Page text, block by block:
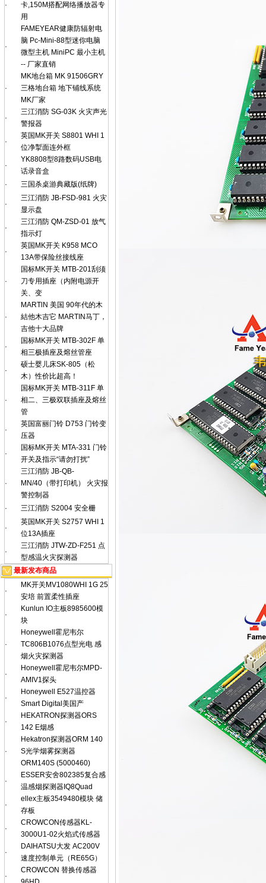
·
卡,150M搭配网络播放器专
用
·
FAMEYEAR健康防辐射电
脑 Pc-Mini-88型迷你电脑
微型主机 MiniPC 最小主机
-- 厂家直销
·
MK地台箱 MK 91506GRY
三格地台箱 地下铺线系统
MK厂家
·
三江消防 SG-03K 火灾声光
警报器
·
英国MK开关 S8801 WHI 1
位净掣面连外框
·
YK8808型8路数码USB电
话录音盒
·
三国杀桌游典藏版(纸牌)
·
三江消防 JB-FSD-981 火灾
显示盘
·
三江消防 QM-ZSD-01 放气
指示灯
·
英国MK开关 K958 MCO
13A带保险丝接线座
·
国标MK开关 MTB-201刮须
刀专用插座（内附电源开
关、变
·
MARTlN 美国 90年代的木
結他木吉它 MARTIN马丁，
吉他十大品牌
·
国标MK开关 MTB-302F 单
相三极插座及熔丝管座
·
硕士婴儿床SK-805（松
木）性价比超高！
·
国标MK开关 MTB-311F 单
相二、三极双联插座及熔丝
管
·
英国富丽门铃 D753 门铃变
压器
·
国标MK开关 MTA-331 门铃
开关及指示“请勿打扰”
·
三江消防 JB-QB-
MN/40（带打印机） 火灾报
警控制器
·
三江消防 S2004 安全栅
·
英国MK开关 S2757 WHI 1
位13A插座
·
三江消防 JTW-ZD-F251 点
型感温火灾探测器
最新发布商品
·
MK开关MV1080WHI 1G 25
安培 前置柔性插座
·
Kunlun IO主板8985600模
块
·
Honeywell霍尼韦尔
TC806B1076点型光电 感
烟火灾探测器
·
Honeywell霍尼韦尔MPD-
AMIV1探头
·
Honeywell E527温控器
Smart Digital美国产
·
HEKATRON探测器ORS
142 E烟感
·
Hekatron探测器ORM 140
S光学烟雾探测器
ORM140S (5000460)
·
ESSER安舍802385复合感
温感烟探测器IQ8Quad
·
ellex主板3549480模块 储
存板
·
CROWCON传感器KL-
3000U1-02火焰式传感器
·
DAIHATSU大发 AC200V
速度控制单元（RE65G）
·
CROWCON 替换传感器